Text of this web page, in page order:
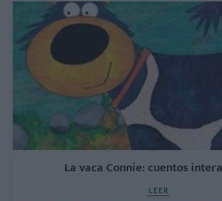
La vaca Connie: cuentos
LEER